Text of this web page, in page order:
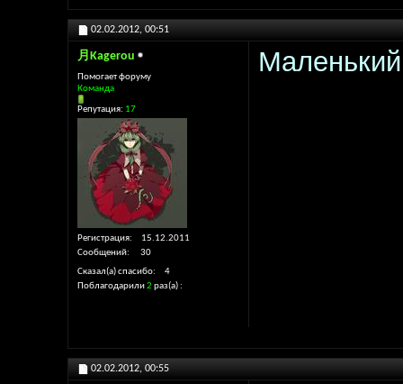
02.02.2012, 00:51
月Kagerou
Помогает форуму
Команда
Репутация: 17
Регистрация
15.12.2011
Сообщений
30
Сказал(а) спасибо
4
Поблагодарили2 раз(а)
02.02.2012, 00:55